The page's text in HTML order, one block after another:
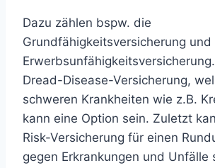
Dazu zählen bspw. die
Grundfähigkeitsversicherung und
Dread-Disease-Versicherung,
schweren Krankheiten wie z.B.
kann eine Option sein. Zuletzt
Risk-Versicherung für einen
gegen Erkrankungen und Unfälle